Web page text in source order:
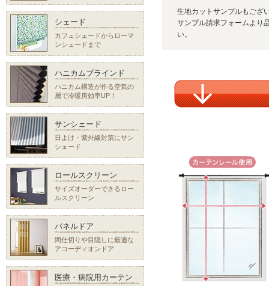
生地カットサンプルもござ
サンプル請求フォームより
い。
シェード
カフェシェードからローマ
ンシェードまで
ハニカムブラインド
ハニカム構造が作る空気の
層で冷暖房効率UP！
サンシェード
日よけ・紫外線対策にサン
シェード
ロールスクリーン
サイズオーダーできるロー
ルスクリーン
パネルドア
間仕切りや目隠しに最適な
アコーディオンドア
医療・病院用カーテン